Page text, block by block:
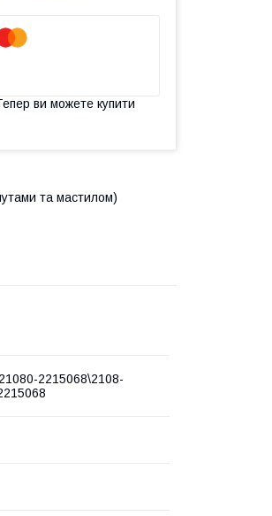
ви можете купити
та мастилом)
2215068\2108-